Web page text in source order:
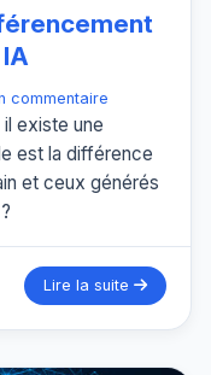
commentaire
existe une
est la différence
et ceux générés
Lire la suite